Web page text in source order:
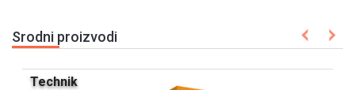
Srodni proizvodi
Technik